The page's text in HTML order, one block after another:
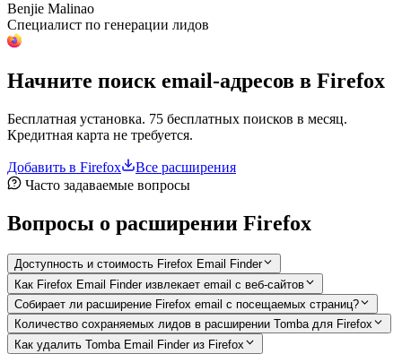
Benjie Malinao
Специалист по генерации лидов
Начните поиск email-адресов в Firefox
Бесплатная установка. 75 бесплатных поисков в месяц.
Кредитная карта не требуется.
Добавить в Firefox
Все расширения
Часто задаваемые вопросы
Вопросы о расширении Firefox
Доступность и стоимость Firefox Email Finder
Как Firefox Email Finder извлекает email с веб-сайтов
Собирает ли расширение Firefox email с посещаемых страниц?
Количество сохраняемых лидов в расширении Tomba для Firefox
Как удалить Tomba Email Finder из Firefox